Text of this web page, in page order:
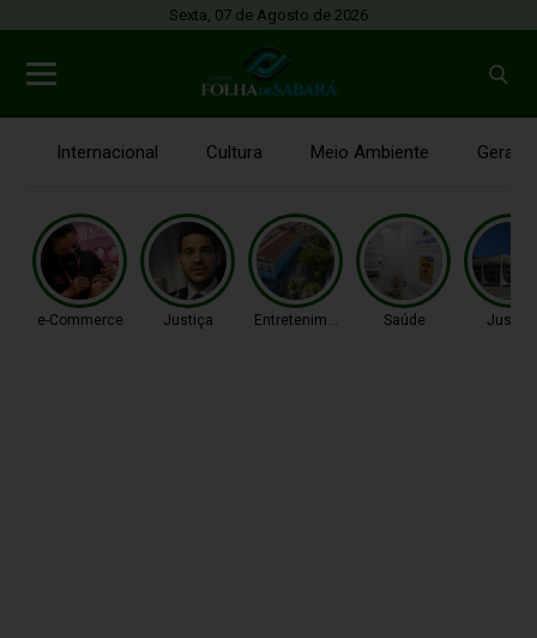
Sexta, 07 de Agosto de 2026
Internacional Cultura Meio Ambiente Gerais
e-Commerce Justiça Entretenimento Saúde Justiça